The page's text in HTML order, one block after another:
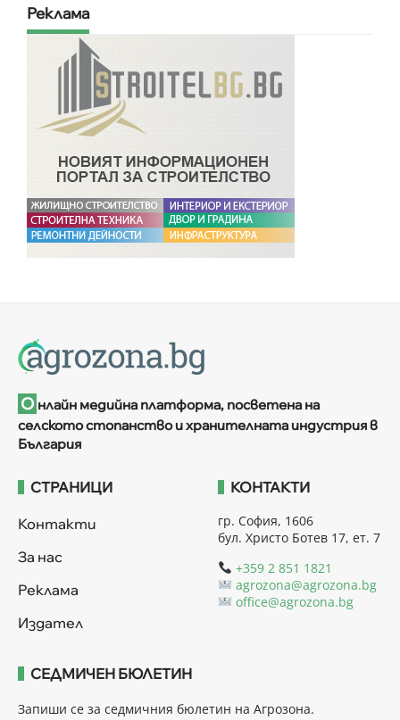
Реклама
О нлайн медийна платформа, посветена на
селското стопанство и хранителната индустрия в
България
СТРАНИЦИ
Контакти
За нас
Реклама
Издател
КОНТАКТИ
гр. София, 1606
бул. Христо Ботев 17, ет. 7
+359 2 851 1821
agrozona@agrozona.bg
office@agrozona.bg
СЕДМИЧЕН БЮЛЕТИН
Запиши се за седмичния бюлетин на Агрозона.